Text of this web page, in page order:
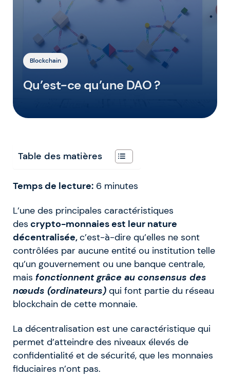
Blockchain
Qu’est-ce qu’une DAO ?
Table des matières
Temps de lecture: 6 minutes
L’une des principales caractéristiques
des crypto-monnaies est leur nature
décentralisée,c’est-à-dire qu’elles ne sont
contrôlées par aucune entité ou institution telle
qu’un gouvernement ou une banque centrale,
mais fonctionnent grâce au consensus des
nœuds (ordinateurs) qui font partie du réseau
blockchain de cette monnaie.
La décentralisation est une caractéristique qui
permet d’atteindre des niveaux élevés de
confidentialité et de sécurité, que les monnaies
fiduciaires n’ont pas.